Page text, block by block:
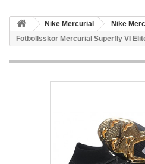
Nike Mercurial Nike
Fotbollsskor Mercurial Superfly VI